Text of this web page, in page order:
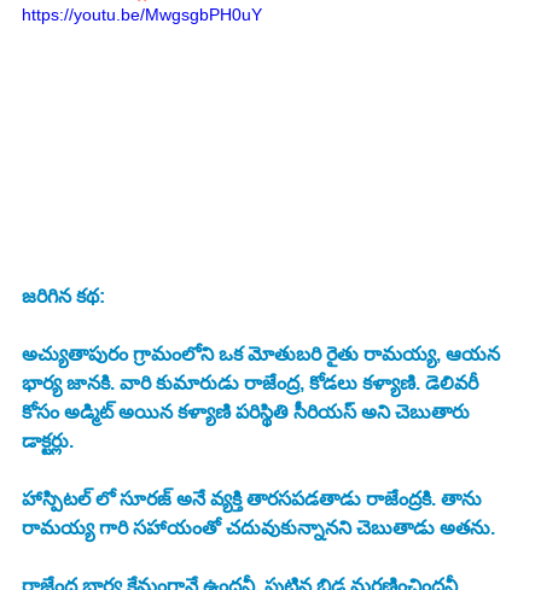
https://youtu.be/MwgsgbPH0uY
జరిగిన కథ:
అచ్యుతాపురం గ్రామంలోని ఒక మోతుబరి రైతు రామయ్య, ఆయన
భార్య జానకి. వారి కుమారుడు రాజేంద్ర, కోడలు కళ్యాణి. డెలివరీ
కోసం అడ్మిట్ అయిన కళ్యాణి పరిస్థితి సీరియస్ అని చెబుతారు
డాక్టర్లు.
హాస్పిటల్ లో సూరజ్ అనే వ్యక్తి తారసపడతాడు రాజేంద్రకి. తాను
రామయ్య గారి సహాయంతో చదువుకున్నానని చెబుతాడు అతను.
రాజేంద్ర భార్య క్షేమంగానే ఉందనీ, పుట్టిన బిడ్డ మరణించిందనీ